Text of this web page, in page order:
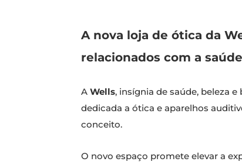
A nova loja de ótica da
relacionados com a
A Wells, insígnia de saúde, beleza e
dedicada a ótica e aparelhos
conceito.
O novo espaço promete elevar a